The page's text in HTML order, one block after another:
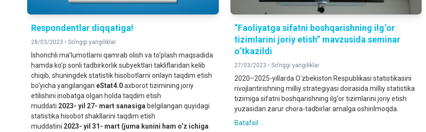
Respondentlar diqqatiga!
28/03/2023 • So'nggi yangiliklar
Ishonchli ma’lumotlarni qamrab olish va to‘plash maqsadida
hamda ko‘p sonli tadbirkorlik subyektlari takliflaridan kelib
chiqib, shuningdek statistik hisobotlarni onlayn taqdim etish
bo‘yicha yangilangan eStat4.0axborot tizimining joriy
etilishini inobatga olgan holda taqdim etish
muddati 2023- yil 27- mart sanasiga belgilangan quyidagi
statistika hisobot shakllarini taqdim etish
muddatini 2023- yil 31 - mart (juma kunini ham o‘z ichiga
“Faoliyatga sifatni boshqarishning ilg‘or
tizimlarini joriy etish” mavzusida seminar
o‘tkazildi
27/03/2023 • So'nggi yangiliklar
2020–2025-yillarda O‘zbekiston Respublikasi statistikasini
rivojlantirishning milliy strategiyasi doirasida milliy statistika
tizimiga sifatni boshqarishning ilg‘or tizimlarini joriy etish
yuzasidan zarur chora-tadbirlar amalga oshirilmoqda.
Batafsil ...